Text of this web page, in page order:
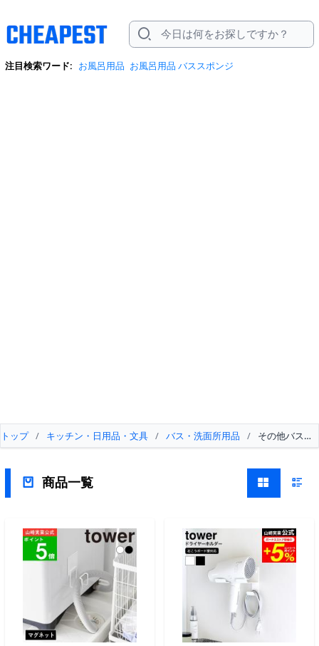
注目検索ワード: お風呂用品 お風呂用品 バススポンジ
トップ / キッチン・日用品・文具 / バス・洗面所用品 / その他バス・
商品一覧